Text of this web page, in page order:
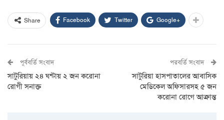
Share Facebook Twitter Google+
পূর্ববর্তি সংবাদ
সাটুরিয়ায় ২৪ ঘন্টায় ২ জন করোনা
রোগী সনাক্ত
পরবর্তি সংবাদ
সাটুরিয়া হাসপাতালের আবাসিক
মেডিকেল অফিসারসহ ৫ জন
করোনা রোগে আক্রান্ত